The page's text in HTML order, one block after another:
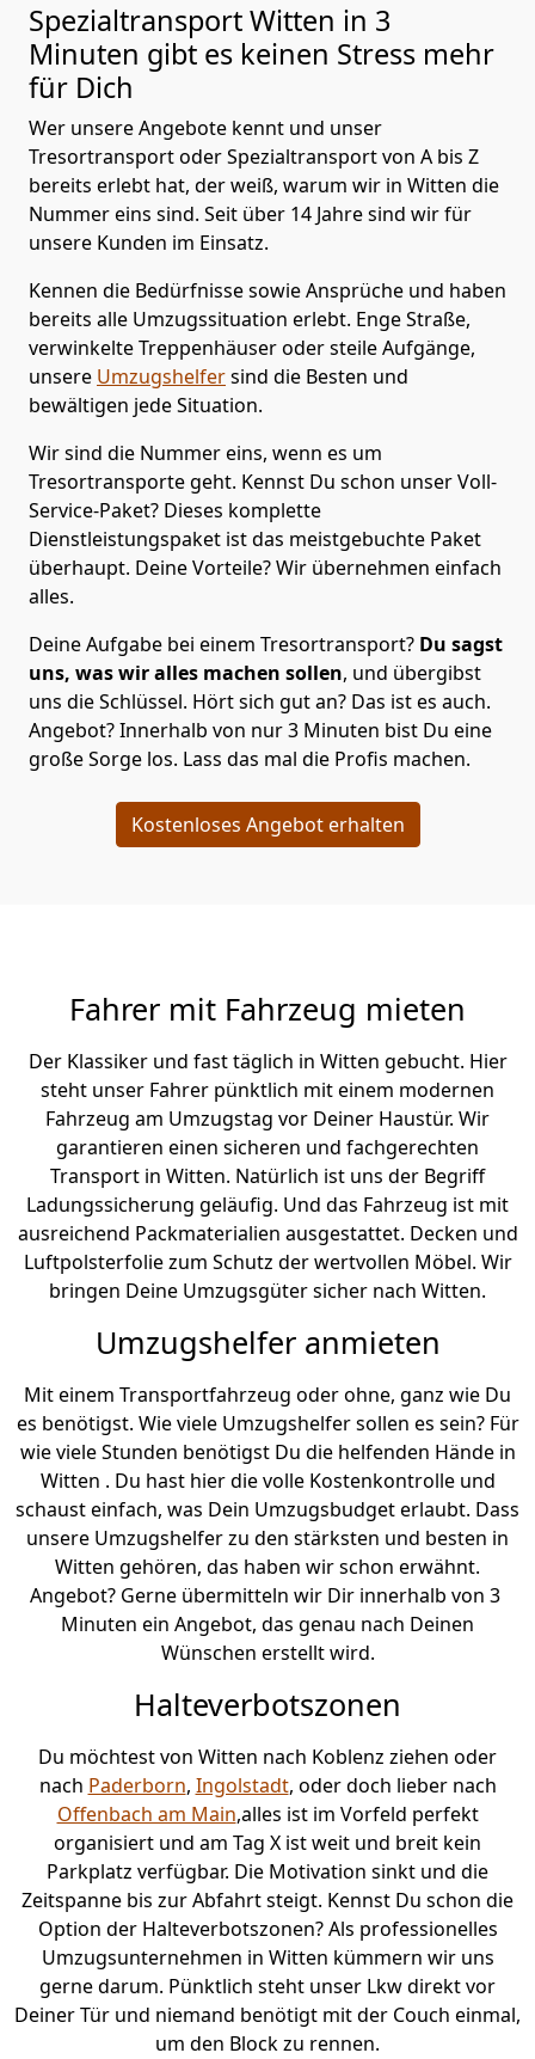
SpezialtransportWitten in 3
Minuten gibt es keinen Stress mehr
für Dich
Wer unsere Angebote kennt und unser
Tresortransport oder Spezialtransport von A bis Z
bereits erlebt hat, der weiß, warum wir in Witten die
Nummer eins sind. Seit über 14 Jahre sind wir für
unsere Kunden im Einsatz.
Kennen die Bedürfnisse sowie Ansprüche und haben
bereits alle Umzugssituation erlebt. Enge Straße,
verwinkelte Treppenhäuser oder steile Aufgänge,
unsere Umzugshelfersind die Besten und
bewältigen jede Situation.
Wir sind die Nummer eins, wenn es um
Tresortransporte geht. Kennst Du schon unser Voll-
Service-Paket? Dieses komplette
Dienstleistungspaket ist das meistgebuchte Paket
überhaupt. Deine Vorteile? Wir übernehmen einfach
alles.
Deine Aufgabe bei einem Tresortransport? Du sagst
uns, was wir alles machen sollen, und übergibst
uns die Schlüssel. Hört sich gut an? Das ist es auch.
Angebot? Innerhalb von nur 3 Minuten bist Du eine
große Sorge los. Lass das mal die Profis machen.
Kostenloses Angebot erhalten
Fahrer mit Fahrzeug mieten
Der Klassiker und fast täglich in Witten gebucht. Hier
steht unser Fahrer pünktlich mit einem modernen
Fahrzeug am Umzugstag vor Deiner Haustür. Wir
garantieren einen sicheren und fachgerechten
Transport in Witten. Natürlich ist uns der Begriff
Ladungssicherung geläufig. Und das Fahrzeug ist mit
ausreichend Packmaterialien ausgestattet. Decken und
Luftpolsterfolie zum Schutz der wertvollen Möbel. Wir
bringen Deine Umzugsgüter sicher nach Witten.
Umzugshelfer anmieten
Mit einem Transportfahrzeug oder ohne, ganz wie Du
es benötigst. Wie viele Umzugshelfer sollen es sein? Für
wie viele Stunden benötigst Du die helfenden Hände in
Witten . Du hast hier die volle Kostenkontrolle und
schaust einfach, was Dein Umzugsbudget erlaubt. Dass
unsere Umzugshelfer zu den stärksten und besten in
Witten gehören, das haben wir schon erwähnt.
Angebot? Gerne übermitteln wir Dir innerhalb von 3
Minuten ein Angebot, das genau nach Deinen
Wünschen erstellt wird.
Halteverbotszonen
Du möchtest von Witten nach Koblenz ziehen oder
nach Paderborn, Ingolstadt, oder doch lieber nach
Offenbach am Main,alles ist im Vorfeld perfekt
organisiert und am Tag X ist weit und breit kein
Parkplatz verfügbar. Die Motivation sinkt und die
Zeitspanne bis zur Abfahrt steigt. Kennst Du schon die
Option der Halteverbotszonen? Als professionelles
Umzugsunternehmen in Witten kümmern wir uns
gerne darum. Pünktlich steht unser Lkw direkt vor
Deiner Tür und niemand benötigt mit der Couch einmal,
um den Block zu rennen.